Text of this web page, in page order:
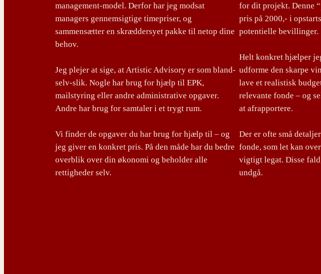
management-model. Derfor har jeg modsat
managers gennemsigtige timepriser, og
sammensætter en skræddersyet pakke til netop dine
behov.
Jeg plejer at sige, at Artistic Advisory er som bland-
selv-slik. Nogle har brug for hjælp til EPK,
mailstyring eller andre administrative opgaver.
Andre har brug for samtaler i et trygt rum.
Vi finder de opgaver du har brug for hjælp til – og
jeg giver en konkret pris. På den måde har du bedre
overblik over din økonomi og beholder alle
rettigheder selv.
for dit projekt. Denne
pris på 2000,- i
potentielle bevillinger.
Helt konkret hjælper
udforme den skarpe
lave et realistisk
relevante fonde – og
at afrapportere.
Der er ofte små
fonde, som let kan
vigtigt legat. Disse
undgå.